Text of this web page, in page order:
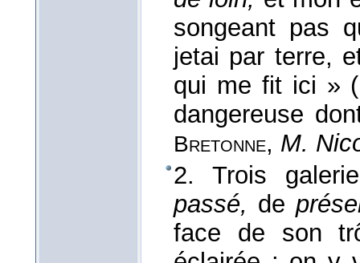
songeant pas
jetai par terre,
qui me fit ici »
dangereuse
Bretonne, M.
2. Trois
passé, de
face de son